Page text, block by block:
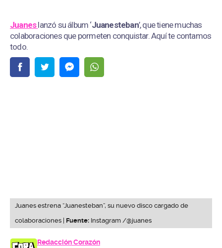
Juaneslanzó su álbum ‘Juanesteban’, que tiene muchas
colaboraciones que pormeten conquistar. Aquí te contamos
todo.
Juanes estrena “Juanesteban”, su nuevo disco cargado de
colaboraciones | Fuente: Instagram /@juanes
Redacción Corazón